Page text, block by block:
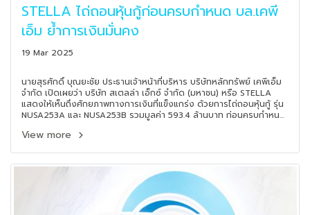
STELLA ไถ่ถอนหุ้นกู้ก่อนครบกำหนด บล.เคพี
เอ็ม ย้ำการเงินมั่นคง
19 Mar 2025
นายสุรศักดิ์ บุณยะชัย ประธานเจ้าหน้าที่บริหาร บริษัทหลักทรัพย์ เคพีเอ็ม
จำกัด เปิดเผยว่า บริษัท สเตลล่า เอ็กซ์ จำกัด (มหาชน) หรือ STELLA
แสดงให้เห็นถึงศักยภาพทางการเงินที่แข็งแกร่ง ด้วยการไถ่ถอนหุ้นกู้ รุ่น
NUSA253A และ NUSA253B รวมมูลค่า 593.4 ล้านบาท ก่อนครบกำหนด
View more